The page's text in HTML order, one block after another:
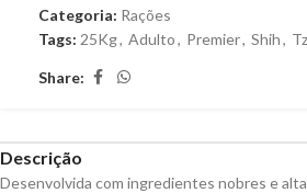
Categoria: Rações
Tags: 25Kg, Adulto, Premier, Shih,
Share:
Descrição
Desenvolvida com ingredientes nobres e